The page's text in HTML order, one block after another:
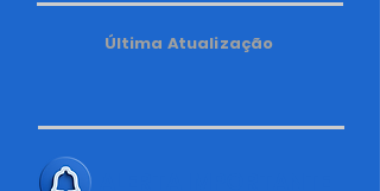
Última Atualização